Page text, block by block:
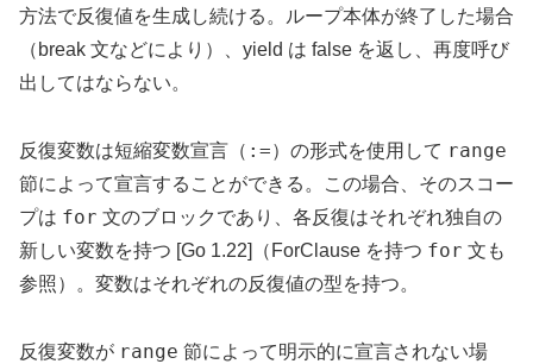
方法で反復値を生成し続ける。ループ本体が終了した場合
（break 文などにより）、yield は false を返し、再度呼び
出してはならない。
反復変数は短縮変数宣言（ :=）の形式を使用して range
節によって宣言することができる。この場合、そのスコー
プは for 文のブロックであり、各反復はそれぞれ独自の
新しい変数を持つ [Go 1.22]（ForClause を持つ for 文も
参照）。変数はそれぞれの反復値の型を持つ。
反復変数が range 節によって明示的に宣言されない場